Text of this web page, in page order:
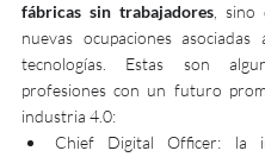
fábricas sin trabajadores ,
nuevas ocupaciones
tecnologías. Estas son
profesiones con un futuro
industria 4.0:
Chief Digital Officer: la